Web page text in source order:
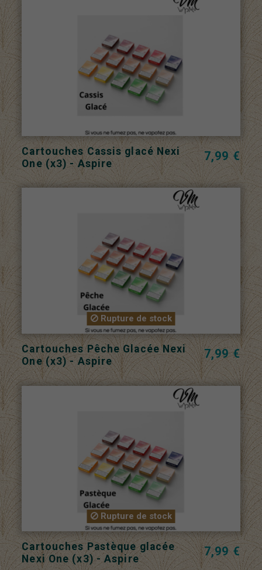
Cartouches Cassis glacé Nexi
One (x3) - Aspire
7,99 €
Rupture de stock
Cartouches Pêche Glacée Nexi
One (x3) - Aspire
7,99 €
Rupture de stock
Cartouches Pastèque glacée
Nexi One (x3) - Aspire
7,99 €